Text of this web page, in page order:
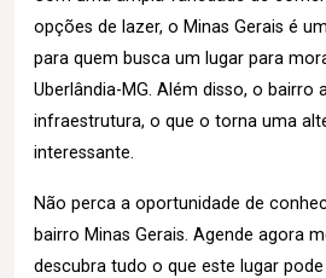
opções de lazer, o Minas Gerais é
para quem busca um lugar para
Uberlândia-MG. Além disso, o bairro
infraestrutura, o que o torna uma
interessante.
Não perca a oportunidade de
bairro Minas Gerais. Agende agora
descubra tudo o que este lugar